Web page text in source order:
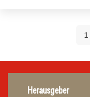
1
Herausgeber